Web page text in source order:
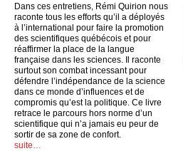
Dans ces entretiens, Rémi Quirion nous
raconte tous les efforts qu’il a déployés
à l’international pour faire la promotion
des scientifiques québécois et pour
réaffirmer la place de la langue
française dans les sciences. Il raconte
surtout son combat incessant pour
défendre l’indépendance de la science
dans ce monde d’influences et de
compromis qu’est la politique. Ce livre
retrace le parcours hors norme d’un
scientifique qui n’a jamais eu peur de
sortir de sa zone de confort.
suite…